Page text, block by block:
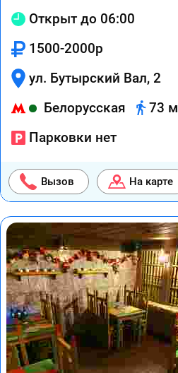
Открыт до 06:00
1500-2000р
ул. Бутырский Вал, 2
Белорусская
73 м
Парковки нет
Вызов На карте